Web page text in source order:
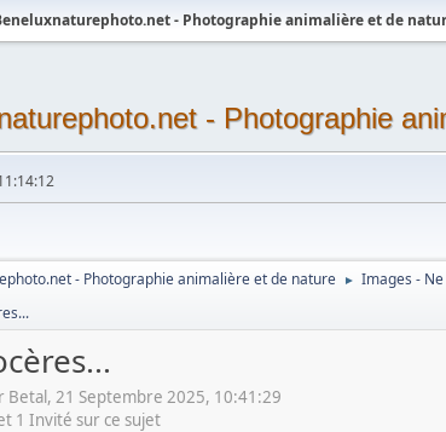
- Photographie animalière et de
- Photographie
- Photographie animalière et de nature ► Images -
Betal, 21 Septembre 2025, 10:41:29
1 Invité sur ce sujet